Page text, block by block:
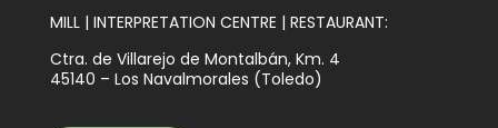
MILL | INTERPRETATION CENTRE | RESTAURANT:
Ctra. de Villarejo de Montalbán, Km. 4
45140 – Los Navalmorales (Toledo)